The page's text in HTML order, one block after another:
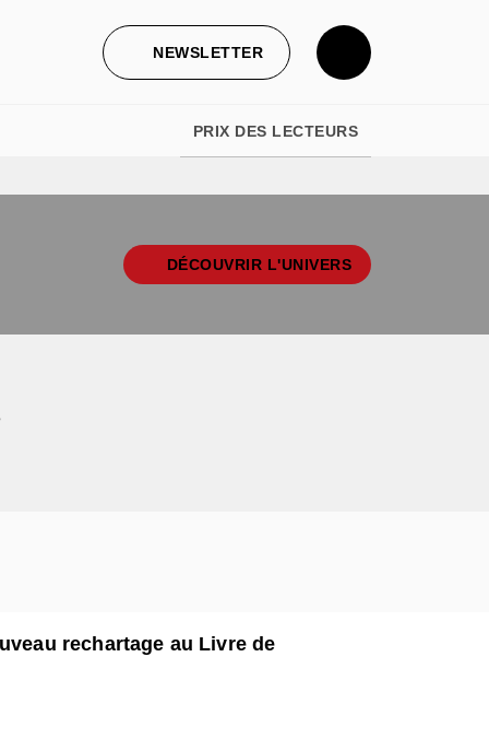
NEWSLETTER
PRIX DES LECTEURS
DÉCOUVRIR L'UNIVERS
rechartage au Livre de